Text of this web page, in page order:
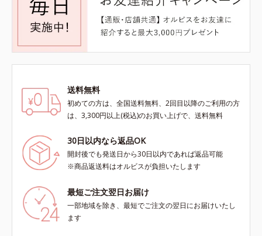
送料無料
初めての方は、全国送料無料、2回目以降のご利用の方
は、3,300円以上(税込)のお買い上げで、送料無料
30日以内なら返品OK
開封後でも発送日から30日以内であれば返品可能
※商品返送料はオルビスが負担いたします
最短ご注文翌日お届け
一部地域を除き、最短でご注文の翌日にお届けいたし
ます